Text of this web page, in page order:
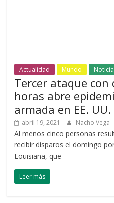
Actualidad Mundo
Tercer ataque con
horas abre
armada en EE. UU.
abril 19, 2021 Nacho Vega
Al menos cinco personas
recibir disparos el domingo
Louisiana, que
Leer más